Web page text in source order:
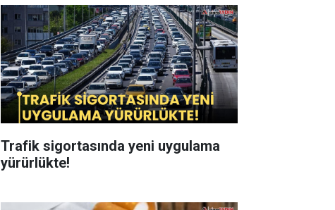
Trafik sigortasında yeni uygulama
yürürlükte!